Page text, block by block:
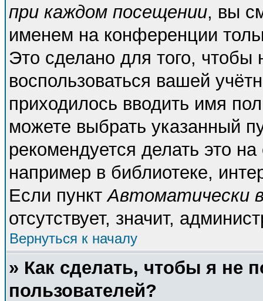
при каждом посещении, вы
именем на конференции
Это сделано для того, чтобы
воспользоваться вашей
приходилось вводить имя
можете выбрать указанный
рекомендуется делать это
например в библиотеке,
Если пунктАвтоматически
отсутствует, значит,
Вернуться к началу
» Как сделать, чтобы я не
пользователей?